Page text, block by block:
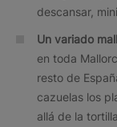
descansar,
Un variado
en toda
resto de
cazuelas los
allá de la